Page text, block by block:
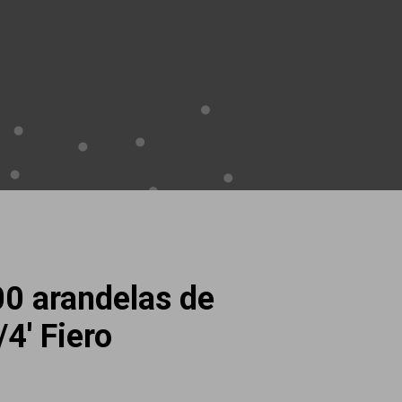
arandelas de
Fiero